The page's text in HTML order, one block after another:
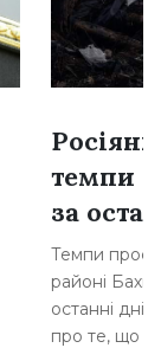
темпи
за
Темпи
районі
останні
про те, що